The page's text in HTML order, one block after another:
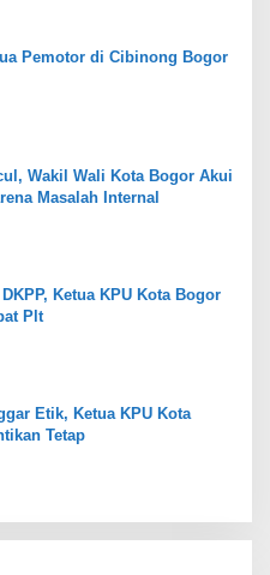
Pemotor di Cibinong Bogor
Wakil Wali Kota Bogor Akui
Masalah Internal
Ketua KPU Kota Bogor
Plt
Etik, Ketua KPU Kota
Tetap